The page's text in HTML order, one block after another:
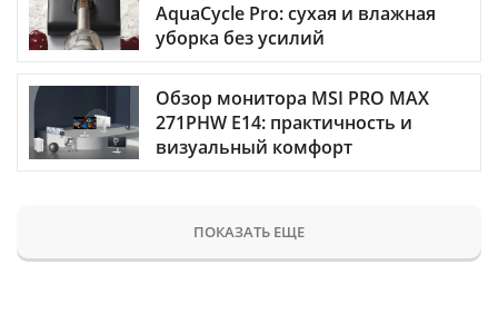
AquaCycle Pro: сухая и влажная
уборка без усилий
Обзор монитора MSI PRO MAX
271PHW E14: практичность и
визуальный комфорт
ПОКАЗАТЬ ЕЩЕ